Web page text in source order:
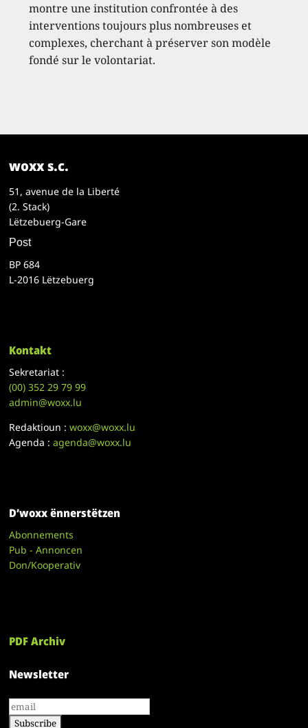
montre une institution confrontée à des
interventions toujours plus nombreuses et
complexes, cherchant à préserver son modèle
fondé sur le volontariat.
woxx s.c.
51, avenue de la Liberté
(2. Stack)
Lëtzebuerg-Gare
Post
BP 684
L-2016 Lëtzebuerg
Kontakt
Sekretariat :
(00)352 29 79 99
admin@woxx.lu
Redaktioun :woxx@woxx.lu
Agenda :agenda@woxx.lu
D’woxx ënnerstëtzen
Abonnements
Pub - Annoncen
Don/Kooperativ
PDF Archiv
Newsletter